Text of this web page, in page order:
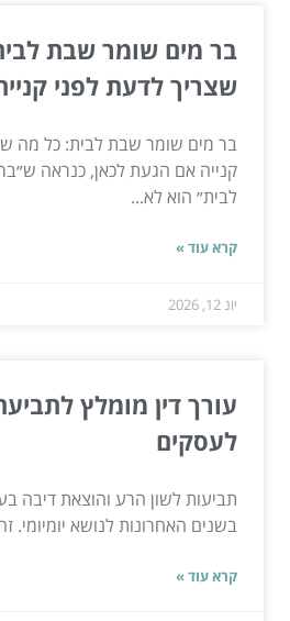
בר מים שומר שבת
שצריך לדעת לפני
בר מים שומר שבת לבית: כל מה
קנייה אם הגעת לכאן, כנראה
לבית״ הוא לא...
קרא עוד »
יונ 12, 2026
עורך דין מומלץ
לעסקים
תביעות לשון הרע והוצאת דיבה
בשנים האחרונות לנושא יומיומי.
קרא עוד »